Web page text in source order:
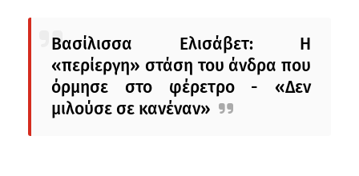
Βασίλισσα Ελισάβετ: Η
«περίεργη» στάση του άνδρα που
όρμησε στο φέρετρο - «Δεν
μιλούσε σε κανέναν»